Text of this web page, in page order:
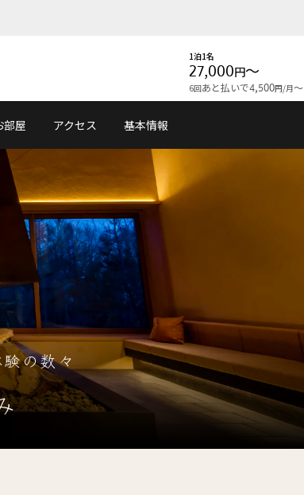
1泊1名
27,000円〜
6回あと払いで4,500円/月〜
部屋 アクセス 基本情報
の数々